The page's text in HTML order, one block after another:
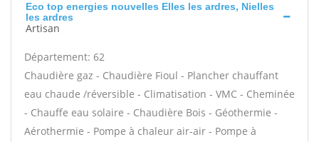
Eco top energies nouvelles Elles les ardres, Nielles
les ardres
Artisan
Département: 62
Chaudière gaz - Chaudière Fioul - Plancher chauffant
eau chaude /réversible - Climatisation - VMC - Cheminée
- Chauffe eau solaire - Chaudière Bois - Géothermie -
Aérothermie - Pompe à chaleur air-air - Pompe à